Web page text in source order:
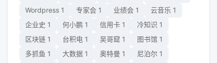
Wordpress 1 专家会 1 业绩会 1 云音乐 1
企业史 1 何小鹏 1 信用卡 1 冷知识 1
区块链 1 台积电 1 吴哥窟 1 图书馆 1
多抓鱼 1 大数据 1 奥特曼 1 尼泊尔 1